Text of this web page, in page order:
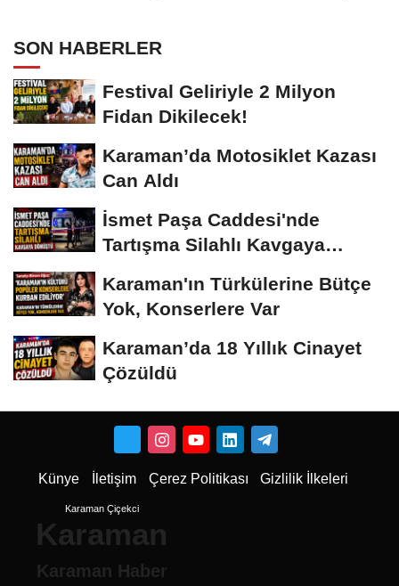
SON HABERLER
Festival Geliriyle 2 Milyon
Fidan Dikilecek!
Karaman’da Motosiklet Kazası
Can Aldı
İsmet Paşa Caddesi'nde
Tartışma Silahlı Kavgaya
Karaman'ın Türkülerine Bütçe
Yok, Konserlere Var
Karaman’da 18 Yıllık Cinayet
Çözüldü
Künye İletişim Çerez Politikası Gizlilik İlkeleri
Karaman Çiçekci
Karaman
Karaman Haber